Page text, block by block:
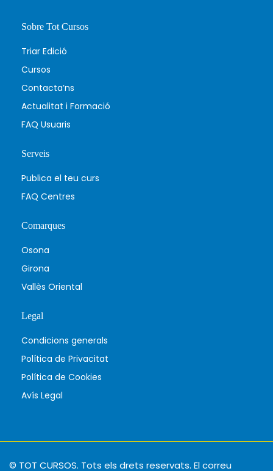
Sobre Tot Cursos
Triar Edició
Cursos
Contacta’ns
Actualitat i Formació
FAQ Usuaris
Serveis
Publica el teu curs
FAQ Centres
Comarques
Osona
Girona
Vallès Oriental
Legal
Condicions generals
Política de Privacitat
Política de Cookies
Avís Legal
© TOT CURSOS. Tots els drets reservats. El correu